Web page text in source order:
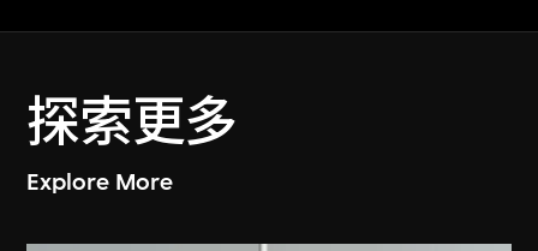
探索更多
Explore More